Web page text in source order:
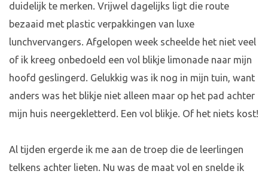
duidelijk te merken. Vrijwel dagelijks ligt die route
bezaaid met plastic verpakkingen van luxe
lunchvervangers. Afgelopen week scheelde het niet veel
of ik kreeg onbedoeld een vol blikje limonade naar mijn
hoofd geslingerd. Gelukkig was ik nog in mijn tuin, want
anders was het blikje niet alleen maar op het pad achter
mijn huis neergekletterd. Een vol blikje. Of het niets kost!
Al tijden ergerde ik me aan de troep die de leerlingen
telkens achter lieten. Nu was de maat vol en snelde ik